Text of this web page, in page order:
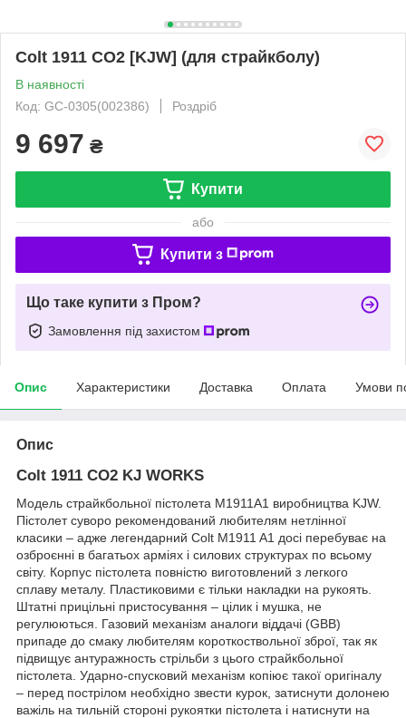
Colt 1911 CO2 [KJW] (для страйкболу)
В наявності
Код: GC-0305(002386)
Роздріб
9 697 ₴
Купити
або
Купити з
Що таке купити з Пром?
Замовлення під захистом
Опис Характеристики Доставка Оплата Умови
Опис
Colt 1911 CO2 KJ WORKS
Модель страйкбольної пістолета M1911A1 виробництва KJW.
Пістолет суворо рекомендований любителям нетлінної
класики – адже легендарний Colt M1911 A1 досі перебуває на
озброєнні в багатьох арміях і силових структурах по всьому
світу. Корпус пістолета повністю виготовлений з легкого
сплаву металу. Пластиковими є тільки накладки на рукоять.
Штатні прицільні пристосування – цілик і мушка, не
регулюються. Газовий механізм аналоги віддачі (GBB)
припаде до смаку любителям короткоствольної зброї, так як
підвищує антуражность стрільби з цього страйкбольної
пістолета. Ударно-спусковий механізм копіює такої оригіналу
– перед пострілом необхідно звести курок, затиснути долонею
важіль на тильній стороні рукоятки пістолета і натиснути на